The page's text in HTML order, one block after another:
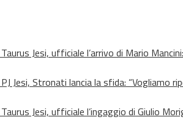
Jesi, ufficiale l’arrivo di Mario
Jesi, Stronati lancia la sfida: “Vogliamo
Jesi, ufficiale l’ingaggio di Giulio